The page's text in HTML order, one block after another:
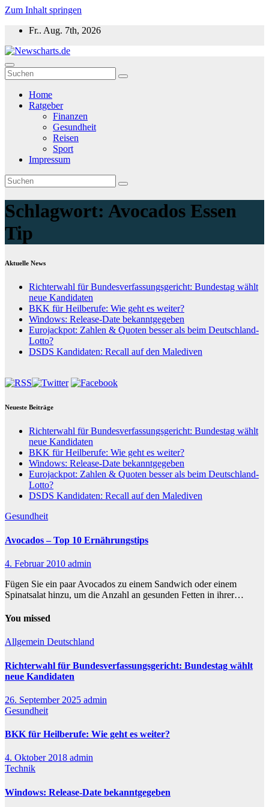
Zum Inhalt springen
Fr.. Aug. 7th, 2026
Newscharts.de
Aktuelle News zu Politik, Wirtschaft & Unterhaltung weltweit
Home
Ratgeber
Finanzen
Gesundheit
Reisen
Sport
Impressum
Schlagwort: Avocados Essen
Tip
Aktuelle News
Richterwahl für Bundesverfassungsgericht: Bundestag wählt
neue Kandidaten
BKK für Heilberufe: Wie geht es weiter?
Windows: Release-Date bekanntgegeben
Eurojackpot: Zahlen & Quoten besser als beim Deutschland-
Lotto?
DSDS Kandidaten: Recall auf den Malediven
Neueste Beiträge
Richterwahl für Bundesverfassungsgericht: Bundestag wählt
neue Kandidaten
BKK für Heilberufe: Wie geht es weiter?
Windows: Release-Date bekanntgegeben
Eurojackpot: Zahlen & Quoten besser als beim Deutschland-
Lotto?
DSDS Kandidaten: Recall auf den Malediven
Gesundheit
Avocados – Top 10 Ernährungstips
4. Februar 2010 admin
Fügen Sie ein paar Avocados zu einem Sandwich oder einem
Spinatsalat hinzu, um die Anzahl an gesunden Fetten in ihrer…
You missed
Allgemein Deutschland
Richterwahl für Bundesverfassungsgericht: Bundestag wählt
neue Kandidaten
26. September 2025 admin
Gesundheit
BKK für Heilberufe: Wie geht es weiter?
4. Oktober 2018 admin
Technik
Windows: Release-Date bekanntgegeben